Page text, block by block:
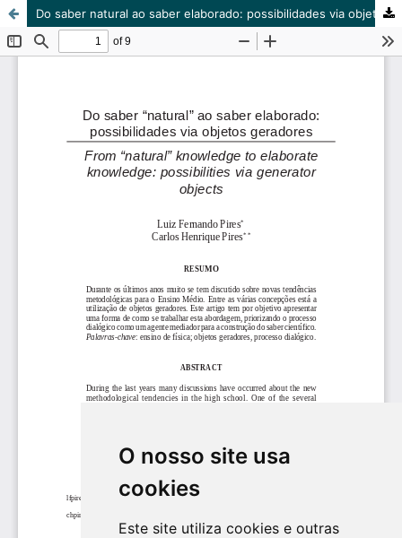
O nosso site usa
cookies
Este site utiliza cookies e outras
Do saber natural ao saber elaborado: possibilidades via objetos geradores